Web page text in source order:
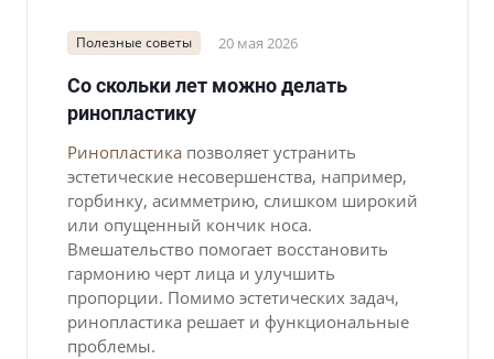
Полезные советы 20 мая 2026
Со скольки лет можно делать
ринопластику
Ринопластика позволяет устранить
эстетические несовершенства, например,
горбинку, асимметрию, слишком широкий
или опущенный кончик носа.
Вмешательство помогает восстановить
гармонию черт лица и улучшить
пропорции. Помимо эстетических задач,
ринопластика решает и функциональные
проблемы.